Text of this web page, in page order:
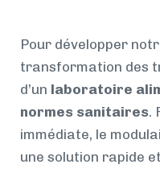
Pour développer
transformation des
d’un laboratoire
normes sanitaires.
immédiate, le
une solution rapide